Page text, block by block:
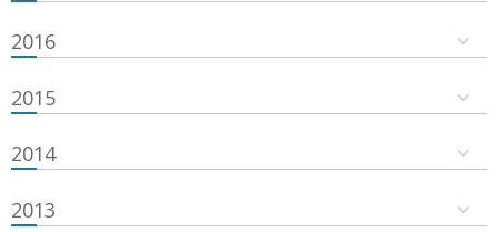
2016
2015
2014
2013